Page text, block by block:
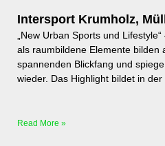
Intersport Krumholz,
„New Urban Sports und
als raumbildene Elemente bilden
spannenden Blickfang und
wieder. Das Highlight bildet in der
Read More »